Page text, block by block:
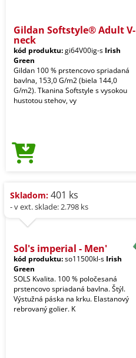
Gildan Softstyle® Adult V-
neck
kód produktu:gi64V00ig-s Irish
Green
Gildan 100 % prstencovo spriadaná
bavlna, 153,0 G/m2 (biela 144,0
G/m2). Tkanina Softstyle s vysokou
hustotou stehov, vy
Skladom: 401 ks
- v ext. sklade: 2.798 ks
Sol's imperial - Men'
kód produktu:so11500kl-s Irish
Green
SOLS Kvalita. 100 % poločesaná
prstencovo spriadaná bavlna. Štýl.
Výstužná páska na krku. Elastanový
rebrovaný golier. K